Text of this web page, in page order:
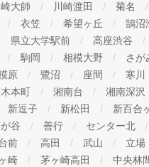
大師 川崎渡田
菊名
衣笠 希望ヶ丘
鵠沼
県立大学駅前 高座渋谷
駒岡 相模大野
さが
原 鷺沼 座間
寒川
本町 湘南台
湘南深沢
新逗子 新松田
新百合
谷 善行
センター北
前 高田 武山
立場
崎 茅ヶ崎高田
中央林